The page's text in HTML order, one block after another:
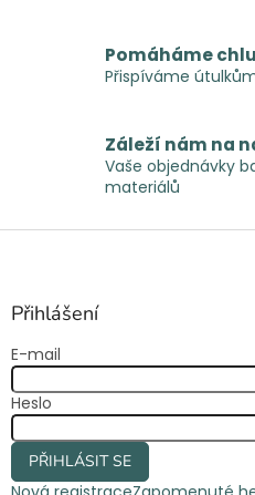
v
ý
s
Pomáháme
Přispíváme
Záleží nám na
Vaše objednávky
materiálů
Z
Přihlášení
E-mail
Heslo
PŘIHLÁSIT SE